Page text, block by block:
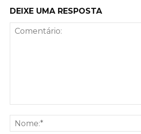
DEIXE UMA RESPOSTA